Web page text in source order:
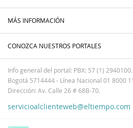
MÁS INFORMACIÓN
CONOZCA NUESTROS PORTALES
Info general del portal: PBX: 57 (1) 2940100.
Bogotá 5714444 - Línea Nacional 01 8000
Dirección: Av. Calle 26 # 68B-70.
servicioalclienteweb@eltiempo.com